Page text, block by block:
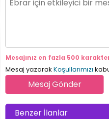
Mesajınız en fazla 500
Mesaj yazarakKoşullarımızı
Benzer İlanlar